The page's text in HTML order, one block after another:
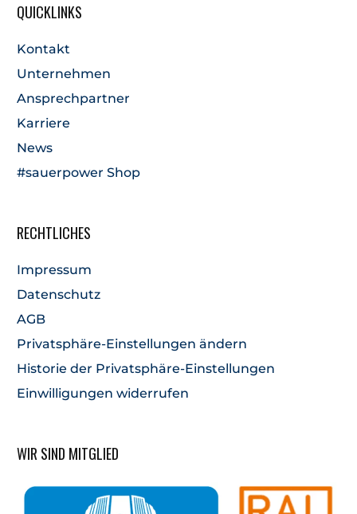
QUICKLINKS
Kontakt
Unternehmen
Ansprechpartner
Karriere
News
#sauerpower Shop
RECHTLICHES
Impressum
Datenschutz
AGB
Privatsphäre-Einstellungen ändern
Historie der Privatsphäre-Einstellungen
Einwilligungen widerrufen
WIR SIND MITGLIED